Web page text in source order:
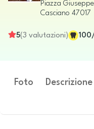
Piazza
Casciano 47017
5(3 valutazioni) 100
Foto Descrizione